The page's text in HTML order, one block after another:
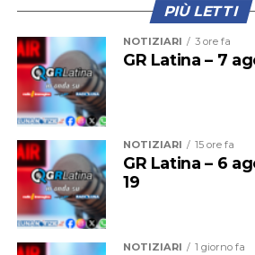
realtà sportive del territorio. È
ricordo di quella giornata
con emozione e orgoglio, hanno
lungo il percorso partito da via Don
attraversando il Parco Falcone e
all’accensione del braciere olimpico
della Libertà. Avere qui la torcia
all’impegno di ciascuno e lasciare
testimonianza indelebile di un
umano senza precedenti. Grazie alla
Cortina 2026 per questo regalo alla
Ecco che cosa ha detto il Ds sulla
vicenda che riguarda l’attaccante
PIÙ LETTI
NOTIZIARI 3 ore fa
GR Latina – 7
NOTIZIARI 15 ore fa
GR Latina – 6
19
NOTIZIARI 1 giorno fa